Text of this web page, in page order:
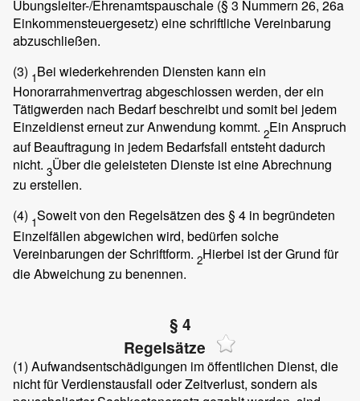
Übungsleiter-/Ehrenamtspauschale (§ 3 Nummern 26, 26a
Einkommensteuergesetz) eine schriftliche Vereinbarung
abzuschließen.
(3) 1Bei wiederkehrenden Diensten kann ein
Honorarrahmenvertrag abgeschlossen werden, der ein
Tätigwerden nach Bedarf beschreibt und somit bei jedem
Einzeldienst erneut zur Anwendung kommt. 2Ein Anspruch
auf Beauftragung in jedem Bedarfsfall entsteht dadurch
nicht. 3Über die geleisteten Dienste ist eine Abrechnung
zu erstellen.
(4) 1Soweit von den Regelsätzen des § 4 in begründeten
Einzelfällen abgewichen wird, bedürfen solche
Vereinbarungen der Schriftform. 2Hierbei ist der Grund für
die Abweichung zu benennen.
§ 4
Regelsätze
(1) Aufwandsentschädigungen im öffentlichen Dienst, die
nicht für Verdienstausfall oder Zeitverlust, sondern als